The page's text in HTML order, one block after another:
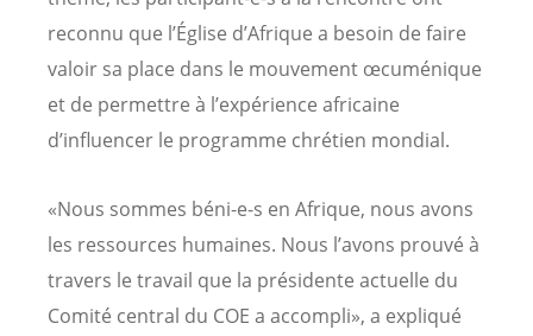
reconnu que l’Église d’Afrique a besoin de faire
valoir sa place dans le mouvement œcuménique
et de permettre à l’expérience africaine
d’influencer le programme chrétien mondial.
«Nous sommes béni-e-s en Afrique, nous avons
les ressources humaines. Nous l’avons prouvé à
travers le travail que la présidente actuelle du
Comité central du COE a accompli», a expliqué